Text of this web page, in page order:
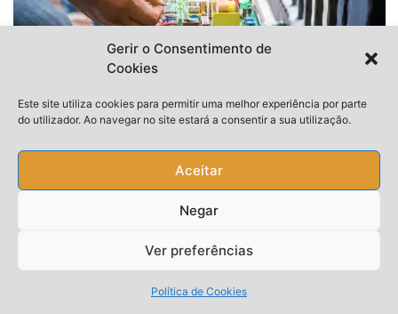
Gerir o Consentimento de
Cookies
Este site utiliza cookies para permitir uma melhor experiência por parte
do utilizador. Ao navegar no site estará a consentir a sua utilização.
Aceitar
Negar
Ver preferências
Política de Cookies